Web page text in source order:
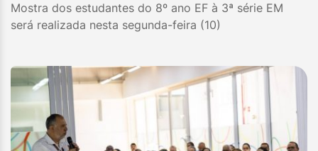
Mostra dos estudantes do 8º ano EF à 3ª série EM
será realizada nesta segunda-feira (10)